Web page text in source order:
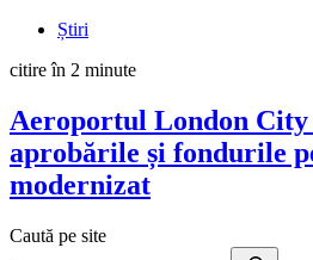
Știri
citire în 2 minute
Aeroportul London
aprobările și fondurile
modernizat
Caută pe site